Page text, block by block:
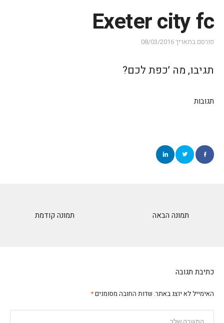
Exeter city fc
פורסם בתאריך08/03/2016
תגיבו, מה ׳כפת לכם?
תגובות
תמונה קודמת תמונה הבאה
כתיבת תגובה
האימייל לא יוצג באתר. שדות החובה מסומנים*